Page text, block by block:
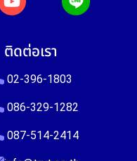
ติดต่อเรา
02-396-1803
086-329-1282
087-514-2414